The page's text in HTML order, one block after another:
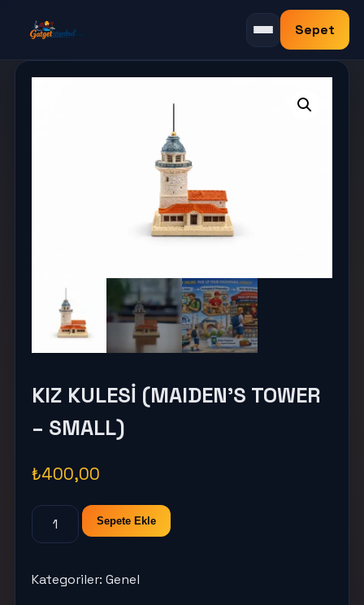
Menüyü aç/kapat
Sepet
KIZ KULESİ (MAIDEN’S TOWER
– SMALL)
₺400,00
KIZ
KULESİ
TOWER
Sepete Ekle
Kategoriler: Genel